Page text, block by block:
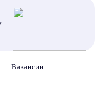
Вакансии